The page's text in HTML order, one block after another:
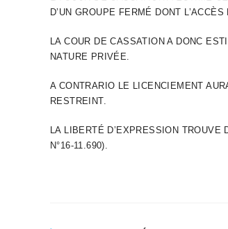
D’UN GROUPE FERMÉ DONT
LA COUR DE CASSATION A DONC
NATURE PRIVÉE.
A CONTRARIO LE LICENCIEMENT
RESTREINT.
LA LIBERTÉ D’EXPRESSION
N°16-11.690).